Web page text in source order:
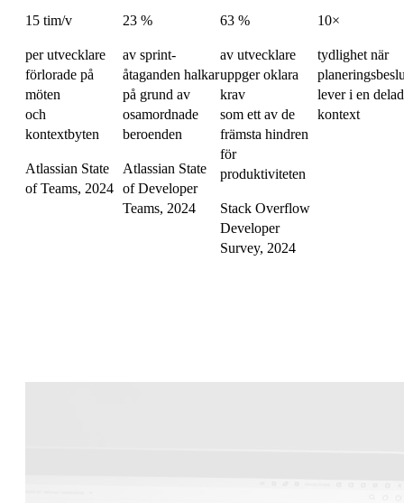
15 tim/v
per utvecklare
förlorade på
möten
och
kontextbyten
Atlassian State
of Teams, 2024
23 %
av sprint-
åtaganden halkar
på grund av
osamordnade
beroenden
Atlassian State
of Developer
Teams, 2024
63 %
av utvecklare
uppger oklara
krav
som ett av de
främsta hindren
för
produktiviteten
Stack Overflow
Developer
Survey, 2024
10×
tydlighet när
lever i en delad
kontext